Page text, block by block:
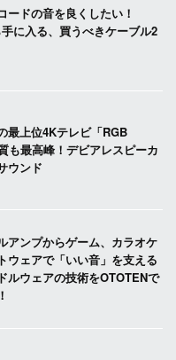
ードの音を良くしたい！
に入る、買うべきケーブル2
最上位4Kテレビ「RGB
も最高峰！デビアレスピーカ
ウンド
アンプからゲーム、カラオケ
ウェアで「いい音」を支える
ルウェアの技術をOTOTENで